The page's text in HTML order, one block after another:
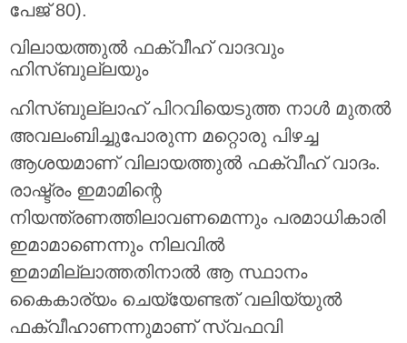
പേജ് 80).
വിലായത്തുൽ ഫക്വീഹ് വാദവും
ഹിസ്ബുല്ലയും
ഹിസ്ബുല്ലാഹ് പിറവിയെടുത്ത നാൾ മുതൽ
അവലംബിച്ചുപോരുന്ന മറ്റൊരു പിഴച്ച
ആശയമാണ് വിലായത്തുൽ ഫക്വീഹ് വാദം.
രാഷ്ട്രം ഇമാമിന്റെ
നിയന്ത്രണത്തിലാവണമെന്നും പരമാധികാരി
ഇമാമാണെന്നും നിലവിൽ
ഇമാമില്ലാത്തതിനാൽ ആ സ്ഥാനം
കൈകാര്യം ചെയ്യേണ്ടത് വലിയ്യുൽ
ഫക്വീഹാണന്നുമാണ് സ്വഫവി